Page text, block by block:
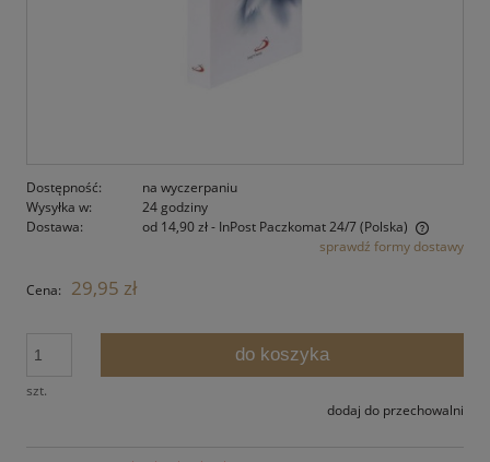
Dostępność:
na wyczerpaniu
Wysyłka w:
24 godziny
Dostawa:
od 14,90 zł- InPost Paczkomat 24/7(Polska)
Cena nie zawiera ewentualnych kosztów płatnościsprawdź formy dostawy
Cena: 29,95 zł
szt.
do koszyka
dodaj do przechowalni